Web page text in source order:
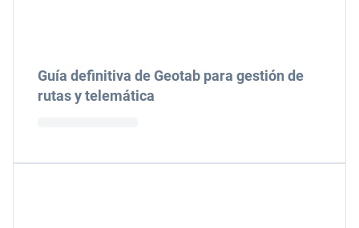
Guía definitiva de Geotab para gestión de
rutas y telemática